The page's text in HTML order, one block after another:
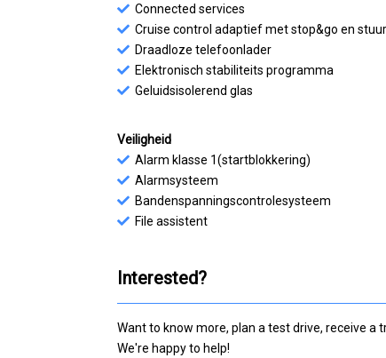
Connected services
Cruise control adaptief met stop&go en
Draadloze telefoonlader
Elektronisch stabiliteits programma
Geluidsisolerend glas
Veiligheid
Alarm klasse 1(startblokkering)
Alarmsysteem
Bandenspanningscontrolesysteem
File assistent
Interested?
Want to know more, plan a test drive, receive a
We're happy to help!